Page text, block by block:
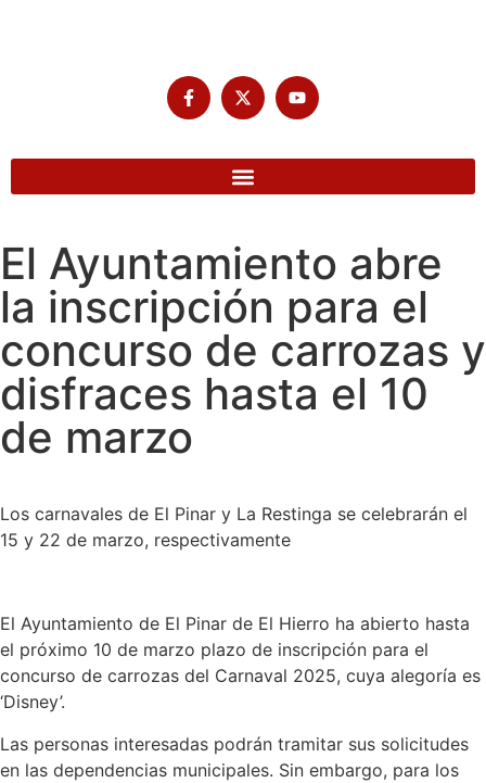
El Ayuntamiento abre
la inscripción para el
concurso de carrozas y
disfraces hasta el 10
de marzo
Los carnavales de El Pinar y La Restinga se celebrarán el
15 y 22 de marzo, respectivamente
El Ayuntamiento de El Pinar de El Hierro ha abierto hasta
el próximo 10 de marzo plazo de inscripción para el
concurso de carrozas del Carnaval 2025, cuya alegoría es
‘Disney’.
Las personas interesadas podrán tramitar sus solicitudes
en las dependencias municipales. Sin embargo, para los